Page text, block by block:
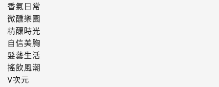
香氣日常
微醺樂園
精釀時光
自信美胸
髮藝生活
搖飲風潮
V次元